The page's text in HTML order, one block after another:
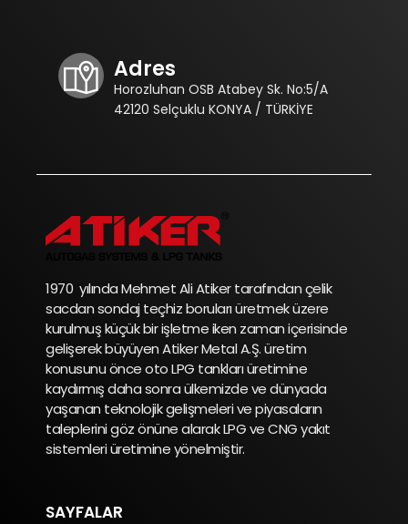
Adres
Horozluhan OSB Atabey Sk. No:5/A
42120 Selçuklu KONYA / TÜRKİYE
1970 yılında Mehmet Ali Atiker tarafından çelik
sacdan sondaj teçhiz boruları üretmek üzere
kurulmuş küçük bir işletme iken zaman içerisinde
gelişerek büyüyen Atiker Metal A.Ş. üretim
konusunu önce oto LPG tankları üretimine
kaydırmış daha sonra ülkemizde ve dünyada
yaşanan teknolojik gelişmeleri ve piyasaların
taleplerini göz önüne alarak LPG ve CNG yakıt
sistemleri üretimine yönelmiştir.
SAYFALAR